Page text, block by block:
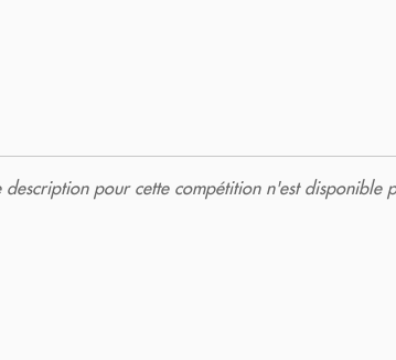
description pour cette compétition n'est disponible